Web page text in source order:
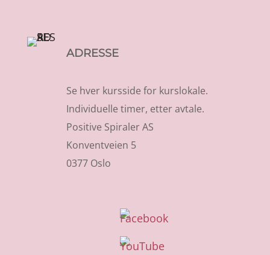
ADRESSE
Se hver kursside for kurslokale.
Individuelle timer, etter avtale.
Positive Spiraler AS
Konventveien 5
0377 Oslo